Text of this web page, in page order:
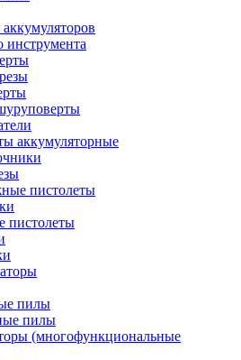
инструмента
аккумуляторные
пистолеты
пистолеты
пилы
пилы
(многофункциональные